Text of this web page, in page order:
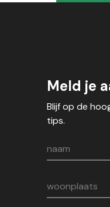
Meld je
Blijf op de
tips.
naam
woonplaats